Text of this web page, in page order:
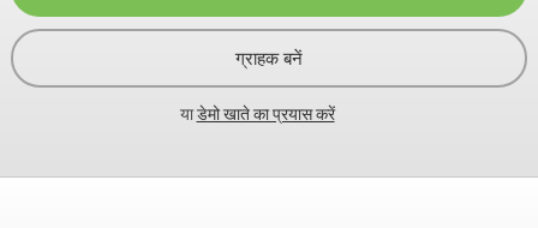
ग्राहक बनें
याडेमो खाते का प्रयास करें